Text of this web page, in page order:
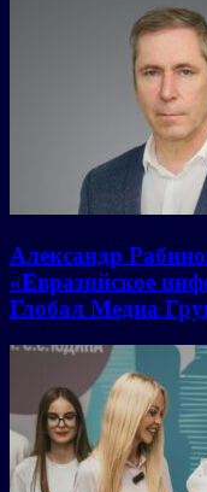
Александр
«Евразийское
Глобал Медиа